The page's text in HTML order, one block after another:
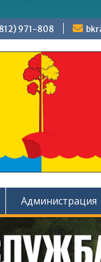
971-808
Администрация